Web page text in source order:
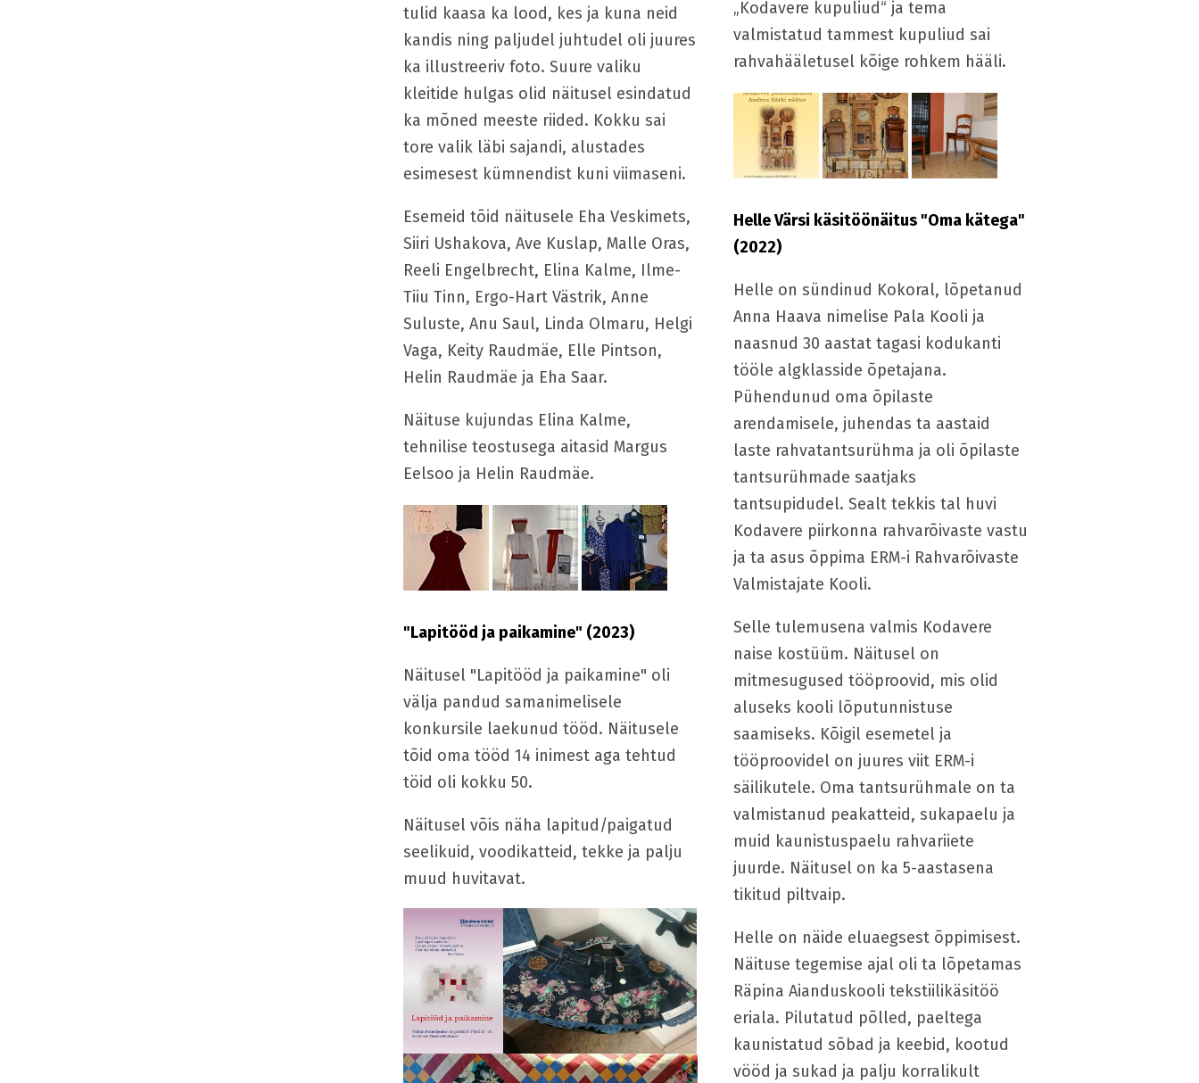
tulid kaasa ka lood, kes ja kuna neid
kandis ning paljudel juhtudel oli juures
ka illustreeriv foto. Suure valiku
kleitide hulgas olid näitusel esindatud
ka mõned meeste riided. Kokku sai
tore valik läbi sajandi, alustades
esimesest kümnendist kuni viimaseni.
Esemeid tõid näitusele Eha Veskimets,
Siiri Ushakova, Ave Kuslap, Malle Oras,
Reeli Engelbrecht, Elina Kalme, Ilme-
Tiiu Tinn, Ergo-Hart Västrik, Anne
Suluste, Anu Saul, Linda Olmaru, Helgi
Vaga, Keity Raudmäe, Elle Pintson,
Helin Raudmäe ja Eha Saar.
Näituse kujundas Elina Kalme,
tehnilise teostusega aitasid Margus
Eelsoo ja Helin Raudmäe.
"Lapitööd ja paikamine" (2023)
Näitusel "Lapitööd ja paikamine" oli
välja pandud samanimelisele
konkursile laekunud tööd. Näitusele
tõid oma tööd 14 inimest aga tehtud
töid oli kokku 50.
Näitusel võis näha lapitud/paigatud
seelikuid, voodikatteid, tekke ja palju
muud huvitavat.
„Kodavere kupuliud“ ja tema
valmistatud tammest kupuliud sai
rahvahääletusel kõige rohkem hääli.
Helle Värsi käsitöönäitus "Oma kätega"
(2022)
Helle on sündinud Kokoral, lõpetanud
Anna Haava nimelise Pala Kooli ja
naasnud 30 aastat tagasi kodukanti
tööle algklasside õpetajana.
Pühendunud oma õpilaste
arendamisele, juhendas ta aastaid
laste rahvatantsurühma ja oli õpilaste
tantsurühmade saatjaks
tantsupidudel. Sealt tekkis tal huvi
Kodavere piirkonna rahvarõivaste vastu
ja ta asus õppima ERM-i Rahvarõivaste
Valmistajate Kooli.
Selle tulemusena valmis Kodavere
naise kostüüm. Näitusel on
mitmesugused tööproovid, mis olid
aluseks kooli lõputunnistuse
saamiseks. Kõigil esemetel ja
tööproovidel on juures viit ERM-i
säilikutele. Oma tantsurühmale on ta
valmistanud peakatteid, sukapaelu ja
muid kaunistuspaelu rahvariiete
juurde. Näitusel on ka 5-aastasena
tikitud piltvaip.
Helle on näide eluaegsest õppimisest.
Näituse tegemise ajal oli ta lõpetamas
Räpina Aianduskooli tekstiilikäsitöö
eriala. Pilutatud põlled, paeltega
kaunistatud sõbad ja keebid, kootud
vööd ja sukad ja palju korralikult